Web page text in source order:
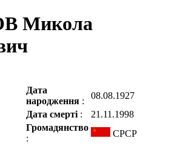
Микола
Дата
народження :
08.08.1927
Дата смерті :
21.11.1998
Громадянство
:
СРСР